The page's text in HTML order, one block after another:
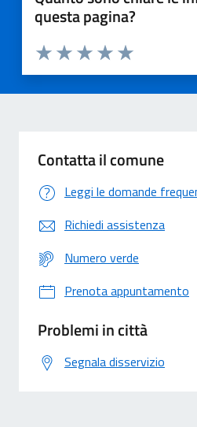
questa pagina?
Valuta 5 stelle
Valuta 4 stelle su 5
Valuta 3 stelle su 5
Valuta 2 stelle su 5
Valuta 1 stelle su 5
Contatta il comune
Leggi le domande
Richiedi assistenza
Numero verde
Prenota appuntamento
Problemi in città
Segnala disservizio